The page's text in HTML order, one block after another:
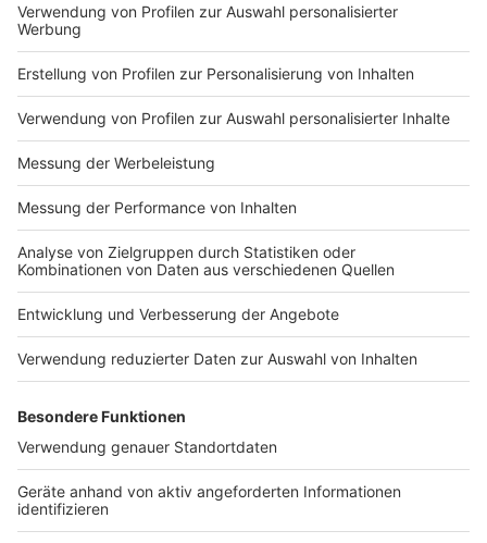
Impressum
Nutzungsbedingungen
Jobs
Presse
Werben
Archiv
ANTENNE BAYERN GROUP
Stiftung ANTENNE BAYERN
hilft
Kontakt
Studio-Hotline
Verkehrs-Hotline
Newsletter